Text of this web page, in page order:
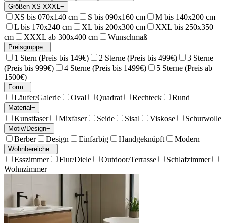
Größen XS-XXXL −
XS bis 070x140 cm S bis 090x160 cm
M bis 140x200 cm
L bis 170x240 cm
XL bis 200x300 cm
XXL bis 250x350
cm
XXXL ab 300x400 cm Wunschmaß
Preisgruppe−
1 Stern (Preis bis 149€) 2 Sterne (Preis bis 499€)
3 Sterne
(Preis bis 999€)
4 Sterne (Preis bis 1499€)
5 Sterne (Preis ab
1500€)
Form−
Läufer/Galerie Oval Quadrat Rechteck Rund
Material−
Kunstfaser Mixfaser Seide Sisal Viskose Schurwolle
Motiv/Design−
Berber Design Einfarbig Handgeknüpft Modern
Wohnbereiche−
Esszimmer Flur/Diele Outdoor/Terrasse
Schlafzimmer
Wohnzimmer